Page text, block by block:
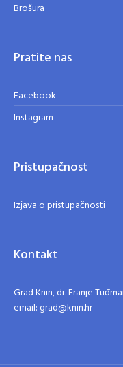
Brošura
Pratite nas
Facebook
Instagram
Pristupačnost
Izjava o pristupačnosti
Kontakt
Grad Knin, dr. Franje
email: grad@knin.hr